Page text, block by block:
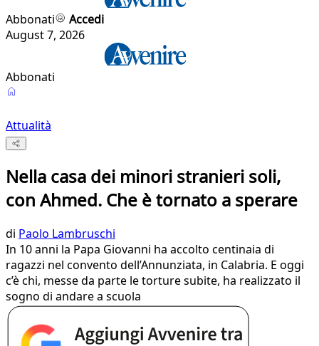
Abbonati
Accedi
August 7, 2026
Abbonati
Attualità
Nella casa dei minori stranieri soli,
con Ahmed. Che è tornato a sperare
di Paolo Lambruschi
In 10 anni la Papa Giovanni ha accolto centinaia di
ragazzi nel convento dell’Annunziata, in Calabria. E oggi
c’è chi, messe da parte le torture subite, ha realizzato il
sogno di andare a scuola